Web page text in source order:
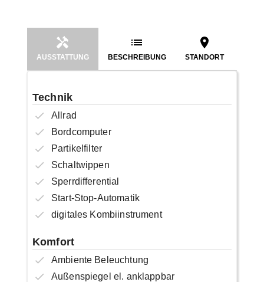
AUSSTATTUNG BESCHREIBUNG STANDORT
Technik
Allrad
Bordcomputer
Partikelfilter
Schaltwippen
Sperrdifferential
Start-Stop-Automatik
digitales Kombiinstrument
Komfort
Ambiente Beleuchtung
Außenspiegel el. anklappbar